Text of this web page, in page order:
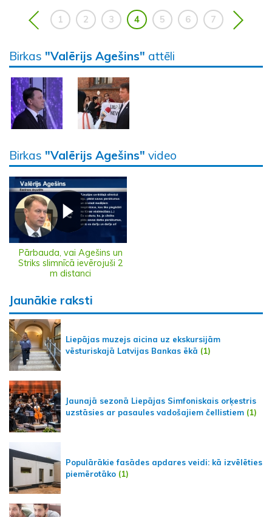
1 2 3 4 5 6 7
Birkas "Valērijs Agešins" attēli
Birkas "Valērijs Agešins" video
Pārbauda, vai Agešins un
Striks slimnīcā ievērojuši 2
m distanci
Jaunākie raksti
Liepājas muzejs aicina uz ekskursijām
vēsturiskajā Latvijas Bankas ēkā (1)
Jaunajā sezonā Liepājas Simfoniskais orķestris
uzstāsies ar pasaules vadošajiem čellistiem (1)
Populārākie fasādes apdares veidi: kā izvēlēties
piemērotāko (1)